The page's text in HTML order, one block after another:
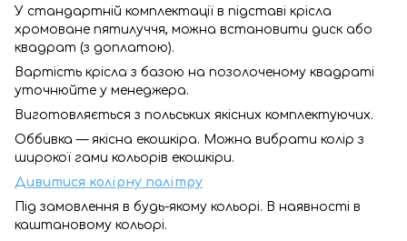
У стандартній комплектації в підставі крісла
хромоване пятилуччя, можна встановити диск або
квадрат (з доплатою).
Вартість крісла з базою на позолоченому квадраті
уточнюйте у менеджера.
Виготовляється з польських якісних комплектуючих.
Оббивка — якісна екошкіра. Можна вибрати колір з
широкої гами кольорів екошкіри.
Дивитися колірну палітру
Під замовлення в будь-якому кольорі. В наявності в
каштановому кольорі.